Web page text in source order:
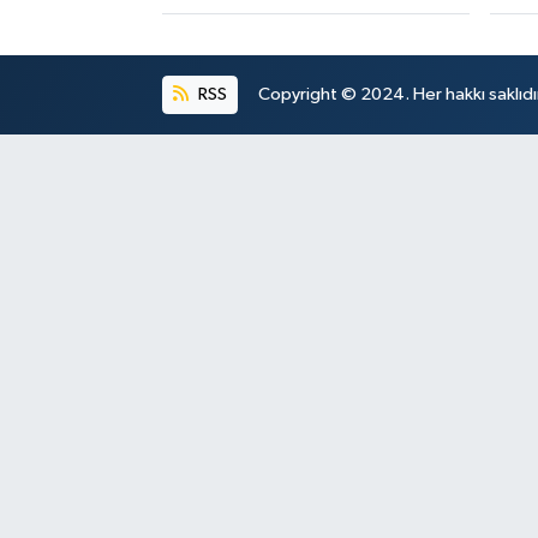
RSS Copyright © 2024. Her hakkı